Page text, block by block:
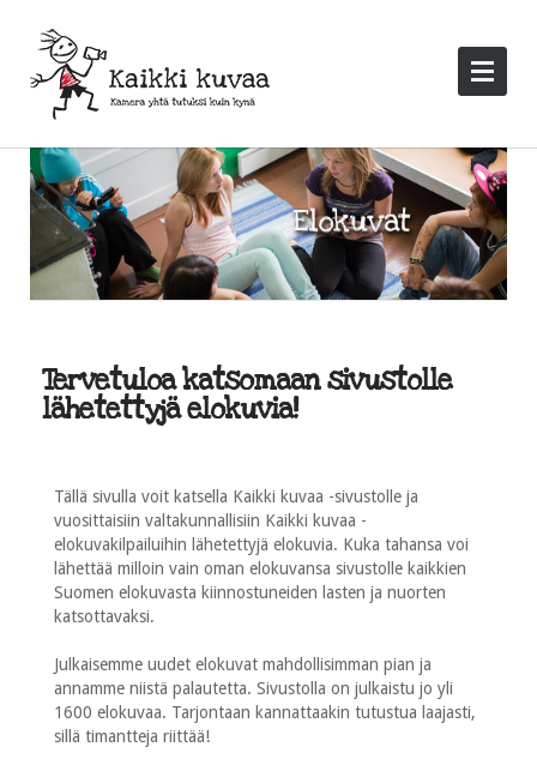
Tervetuloa katsomaan sivustolle
lähetettyjä elokuvia!
Tällä sivulla voit katsella Kaikki kuvaa -sivustolle ja
vuosittaisiin valtakunnallisiin Kaikki kuvaa -
elokuvakilpailuihin lähetettyjä elokuvia. Kuka tahansa voi
lähettää milloin vain oman elokuvansa sivustolle kaikkien
Suomen elokuvasta kiinnostuneiden lasten ja nuorten
katsottavaksi.
Julkaisemme uudet elokuvat mahdollisimman pian ja
annamme niistä palautetta. Sivustolla on julkaistu jo yli
1600 elokuvaa. Tarjontaan kannattaakin tutustua laajasti,
sillä timantteja riittää!